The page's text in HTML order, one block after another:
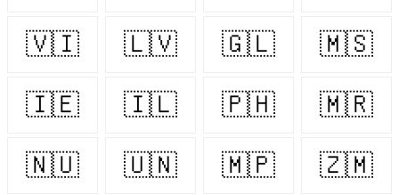
🇻🇮 🇱🇻 🇬🇱 🇲🇸
🇮🇪 🇮🇱 🇵🇭 🇲🇷
🇳🇺 🇺🇳 🇲🇵 🇿🇲